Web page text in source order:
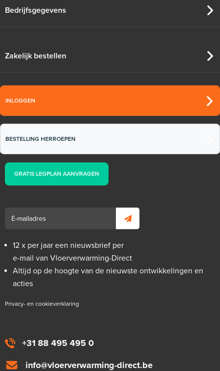
+31 88 495 495 0
info@vloerverwarming-direct.be
Bedrijfsgegevens
Zakelijk bestellen
INLOGGEN
BESTELLING HERROEPEN
GRATIS LEGPLAN AANVRAGEN
12 x per jaar een nieuwsbrief per
e-mail van Vloerverwarming-Direct
Altijd op de hoogte van de nieuwste ontwikkelingen en
acties
Privacy- en cookieverklaring